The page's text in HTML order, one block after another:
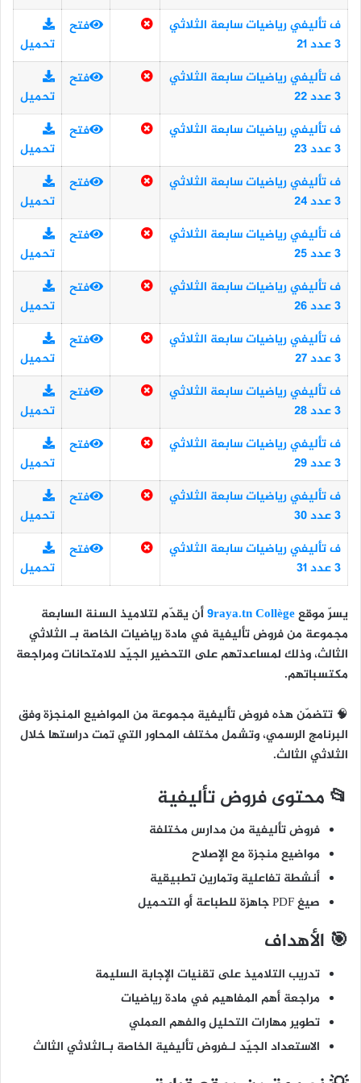
ف تأليفي رياضيات سابعة الثلاثي
3 عدد 21
فتح
تحميل
ف تأليفي رياضيات سابعة الثلاثي
3 عدد 22
فتح
تحميل
ف تأليفي رياضيات سابعة الثلاثي
3 عدد 23
فتح
تحميل
ف تأليفي رياضيات سابعة الثلاثي
3 عدد 24
فتح
تحميل
ف تأليفي رياضيات سابعة الثلاثي
3 عدد 25
فتح
تحميل
ف تأليفي رياضيات سابعة الثلاثي
3 عدد 26
فتح
تحميل
ف تأليفي رياضيات سابعة الثلاثي
3 عدد 27
فتح
تحميل
ف تأليفي رياضيات سابعة الثلاثي
3 عدد 28
فتح
تحميل
ف تأليفي رياضيات سابعة الثلاثي
3 عدد 29
فتح
تحميل
ف تأليفي رياضيات سابعة الثلاثي
3 عدد 30
فتح
تحميل
ف تأليفي رياضيات سابعة الثلاثي
3 عدد 31
فتح
تحميل
يسرّ موقع9raya.tn Collègeأن يقدّم لتلاميذ السنة السابعة
مجموعة منفروض تأليفية في مادة رياضيات الخاصة بـالثلاثي
الثالث، وذلك لمساعدتهم على التحضير الجيّد للامتحانات ومراجعة
مكتسباتهم.
🧠 تتضمّن هذه فروض تأليفية مجموعة من المواضيع المنجزة وفق
البرنامج الرسمي، وتشمل مختلف المحاور التي تمت دراستها خلال
الثلاثي الثالث.
📂 محتوى فروض تأليفية
فروض تأليفية من مدارس مختلفة
مواضيع منجزة مع الإصلاح
أنشطة تفاعلية وتمارين تطبيقية
صيغ PDF جاهزة للطباعة أو التحميل
🎯 الأهداف
تدريب التلاميذ على تقنيات الإجابة السليمة
مراجعة أهم المفاهيم في مادة رياضيات
تطوير مهارات التحليل والفهم العملي
الاستعداد الجيّد لـفروض تأليفية الخاصة بـالثلاثي الثالث